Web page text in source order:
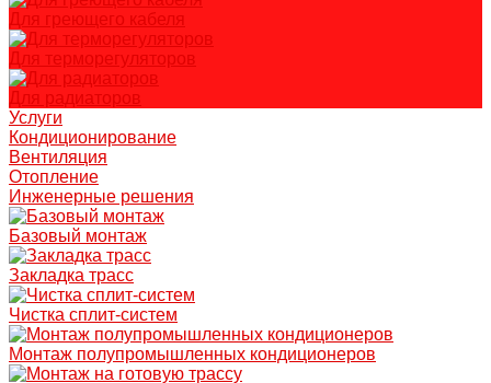
Для греющего кабеля
Для терморегуляторов
Для радиаторов
Услуги
Кондиционирование
Вентиляция
Отопление
Инженерные решения
Базовый монтаж
Закладка трасс
Чистка сплит-систем
Монтаж полупромышленных кондиционеров